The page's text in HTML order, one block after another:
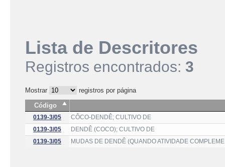
Lista de Descritores
Registros encontrados: 3
Mostrar
registros por página
Código
0139-3/05
CÔCO-DENDÊ; CULTIVO DE
0139-3/05
DENDÊ (COCO); CULTIVO DE
0139-3/05
MUDAS DE DENDÊ (QUANDO ATIVIDADE